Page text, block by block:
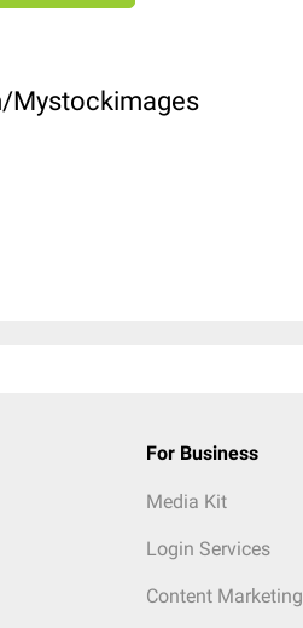
Mystockimages
For Business
Media Kit
Login Services
Content Marketing